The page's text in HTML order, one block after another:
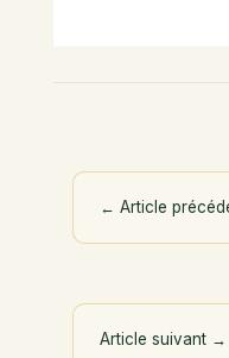
← Article
Article suivant→